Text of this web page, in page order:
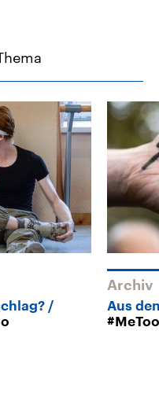
Archiv
Aus